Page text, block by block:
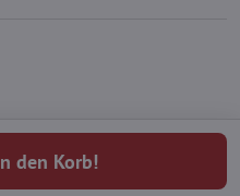
In den Korb!